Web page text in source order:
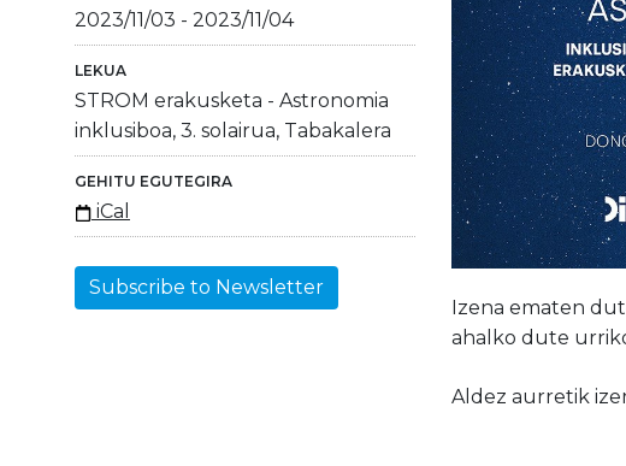
2023/11/03 - 2023/11/04
LEKUA
STROM erakusketa - Astronomia
inklusiboa, 3. solairua, Tabakalera
GEHITU EGUTEGIRA
iCal
Subscribe to Newsletter
Izena ematen
ahalko dute
Aldez aurretik